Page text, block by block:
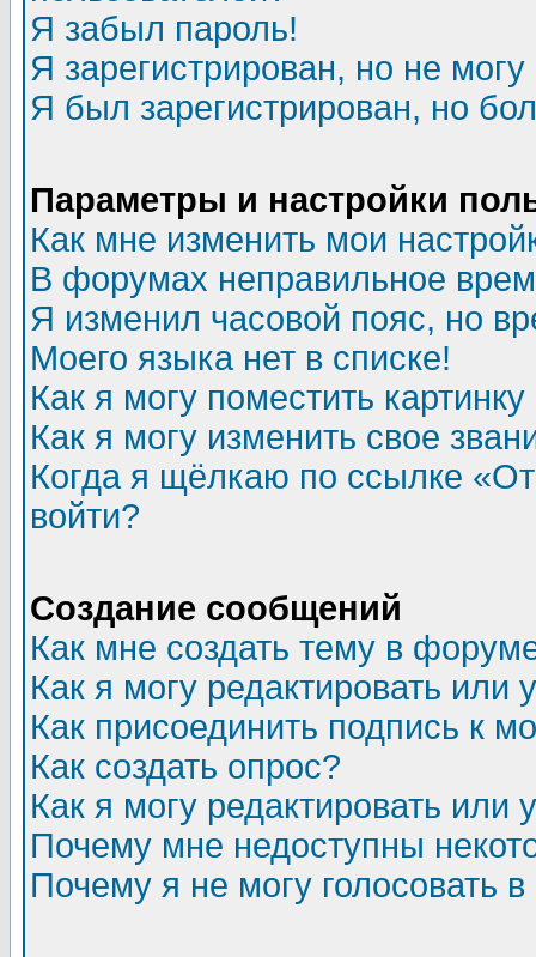
Я забыл пароль!
Я зарегистрирован, но не могу
Я был зарегистрирован, но
Параметры и настройки
Как мне изменить мои
В форумах неправильное
Я изменил часовой пояс, но
Моего языка нет в списке!
Как я могу поместить
Как я могу изменить свое
Когда я щёлкаю по ссылке
войти?
Создание сообщений
Как мне создать тему в
Как я могу редактировать или
Как присоединить подпись к
Как создать опрос?
Как я могу редактировать или
Почему мне недоступны
Почему я не могу голосовать